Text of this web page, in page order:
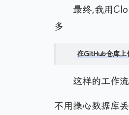
最终,我用
多
在GitHub仓库
这样的工作
不用操心数据库